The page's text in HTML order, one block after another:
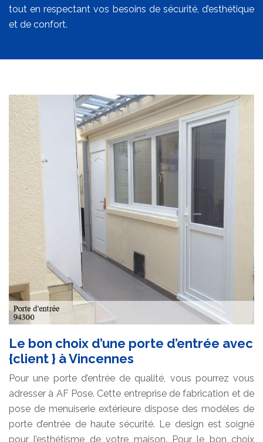
tout en respectant vos besoins de sécurité, d’esthétique
et de confort.
Le bon choix d’une porte d’entrée avec
{client } à Vincennes
Pour une porte d’entrée de qualité, vous pourrez vous
adresser à AF Pose. Cette entreprise de fabrication et de
pose de menuiserie extérieure dispose des modèles de
porte d’entrée de haute sécurité. Le design est soigné
pour l’esthétisme de votre maison. Pour le bon choix